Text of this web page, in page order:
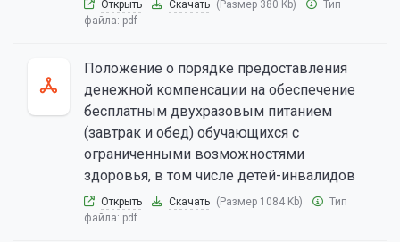
Открыть Скачать (Размер 380 Kb)
Тип
файла: pdf
Положение о порядке предоставления
денежной компенсации на обеспечение
бесплатным двухразовым питанием
(завтрак и обед) обучающихся с
ограниченными возможностями
здоровья, в том числе детей-инвалидов
Открыть Скачать (Размер 1084 Kb)
Тип
файла: pdf